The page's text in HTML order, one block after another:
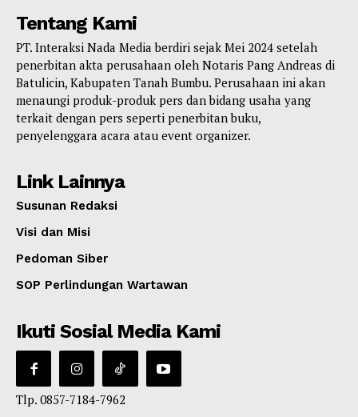
Tentang Kami
PT. Interaksi Nada Media berdiri sejak Mei 2024 setelah
penerbitan akta perusahaan oleh Notaris Pang Andreas di
Batulicin, Kabupaten Tanah Bumbu. Perusahaan ini akan
menaungi produk-produk pers dan bidang usaha yang
terkait dengan pers seperti penerbitan buku,
penyelenggara acara atau event organizer.
Link Lainnya
Susunan Redaksi
Visi dan Misi
Pedoman Siber
SOP Perlindungan Wartawan
Ikuti Sosial Media Kami
Tlp. 0857-7184-7962